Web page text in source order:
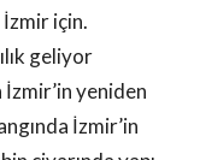
için.
geliyor
yeniden
İzmir’in